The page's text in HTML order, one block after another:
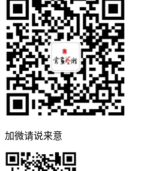
加微请说来意